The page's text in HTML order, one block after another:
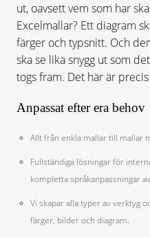
ut, oavsett vem som har
Excelmallar? Ett diagram
färger och typsnitt. Och
ska se lika snygg ut som
togs fram. Det här är
Anpassat efter era behov
Allt från enkla mallar till mallar
Fullständiga lösningar för
kompletta språkanpassningar
Vi skapar alla typer av verktyg
färger, bilder och diagram.